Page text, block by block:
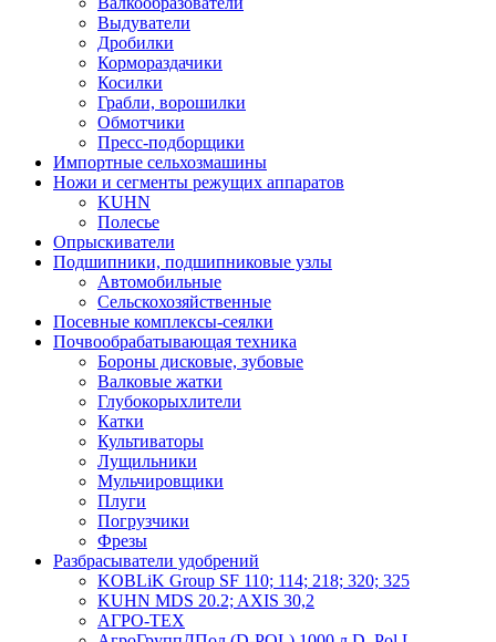
Выдуватели
Дробилки
Кормораздачики
Косилки
Грабли, ворошилки
Обмотчики
Пресс-подборщики
Импортные сельхозмашины
Ножи и сегменты режущих аппаратов
KUHN
Полесье
Опрыскиватели
Подшипники, подшипниковые узлы
Автомобильные
Сельскохозяйственные
Посевные комплексы-сеялки
Почвообрабатывающая техника
Бороны дисковые, зубовые
Валковые жатки
Глубокорыхлители
Катки
Культиваторы
Лущильники
Мульчировщики
Плуги
Погрузчики
Фрезы
Разбрасыватели удобрений
KOBLiK Group SF 110; 114; 218; 320; 325
KUHN MDS 20.2; AXIS 30,2
АГРО-ТЕХ